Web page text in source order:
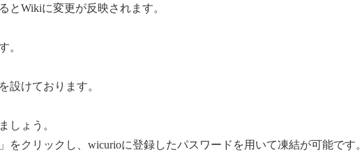
とWikiに変更が反映されます。
。
設けております。
しょう。
クリックし、wicurioに登録したパスワードを用いて凍結が可能です。